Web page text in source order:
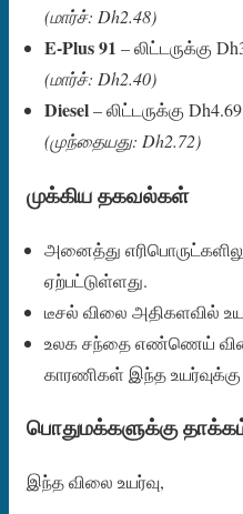
(மார்ச்: Dh2.48)
E-Plus 91 – லிட்டருக்கு
(மார்ச்: Dh2.40)
Diesel– லிட்டருக்கு Dh4.69
(முந்தையது: Dh2.72)
முக்கிய தகவல்கள்
அனைத்து
ஏற்பட்டுள்ளது.
டீசல் விலை அதிகளவில்
உலக சந்தை எண்ணெய்
காரணிகள் இந்த
பொதுமக்களுக்கு
இந்த விலை உயர்வு,